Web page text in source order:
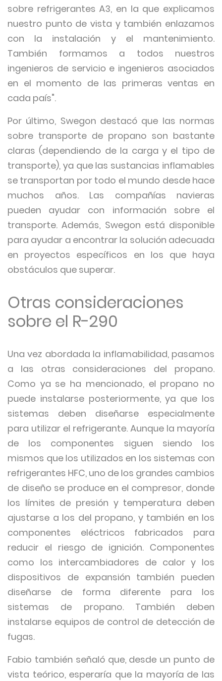
sobre refrigerantes A3, en la que explicamos
nuestro punto de vista y también enlazamos
con la instalación y el mantenimiento.
También formamos a todos nuestros
ingenieros de servicio e ingenieros asociados
en el momento de las primeras ventas en
cada país".
Por último, Swegon destacó que las normas
sobre transporte de propano son bastante
claras (dependiendo de la carga y el tipo de
transporte), ya que las sustancias inflamables
se transportan por todo el mundo desde hace
muchos años. Las compañías navieras
pueden ayudar con información sobre el
transporte. Además, Swegon está disponible
para ayudar a encontrar la solución adecuada
en proyectos específicos en los que haya
obstáculos que superar.
Otras consideraciones
sobre el R-290
Una vez abordada la inflamabilidad, pasamos
a las otras consideraciones del propano.
Como ya se ha mencionado, el propano no
puede instalarse posteriormente, ya que los
sistemas deben diseñarse especialmente
para utilizar el refrigerante. Aunque la mayoría
de los componentes siguen siendo los
mismos que los utilizados en los sistemas con
refrigerantes HFC, uno de los grandes cambios
de diseño se produce en el compresor, donde
los límites de presión y temperatura deben
ajustarse a los del propano, y también en los
componentes eléctricos fabricados para
reducir el riesgo de ignición. Componentes
como los intercambiadores de calor y los
dispositivos de expansión también pueden
diseñarse de forma diferente para los
sistemas de propano. También deben
instalarse equipos de control de detección de
fugas.
Fabio también señaló que, desde un punto de
vista teórico, esperaría que la mayoría de las